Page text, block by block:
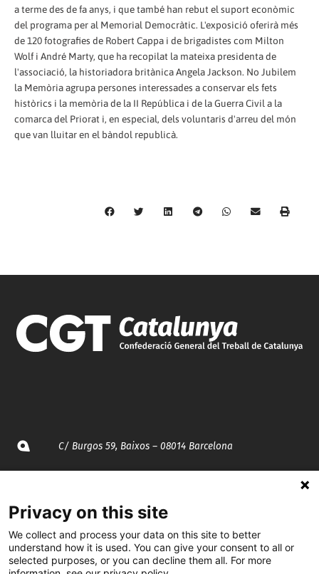
a terme des de fa anys, i que també han rebut el suport econòmic
del programa per al Memorial Democràtic. L'exposició oferirà més
de 120 fotografies de Robert Cappa i de brigadistes com Milton
Wolf i André Marty, que ha recopilat la mateixa presidenta de
l'associació, la historiadora britànica Angela Jackson. No Jubilem
la Memòria agrupa persones interessades a conservar els fets
històrics i la memòria de la II República i de la Guerra Civil a la
comarca del Priorat i, en especial, dels voluntaris d'arreu del món
que van lluitar en el bàndol republicà.
C/ Burgos 59, Baixos – 08014 Barcelona
935 120 481
@CGTCatalunya
Privacy on this site
We collect and process your data on this site to better
understand how it is used. You can give your consent to all or
selected purposes, or you can decline them all. For more